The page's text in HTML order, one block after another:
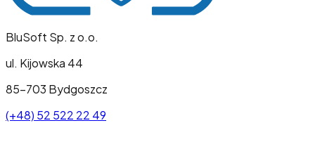
BluSoft Sp. z o.o.
ul. Kijowska 44
85-703 Bydgoszcz
(+48) 52 522 22 49